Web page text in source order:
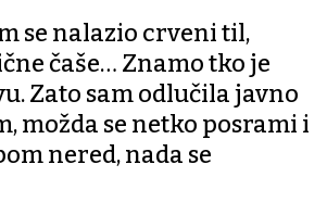
se nalazio crveni til,
čaše… Znamo tko je
Zato sam odlučila javno
možda se netko posrami i
nered, nada se